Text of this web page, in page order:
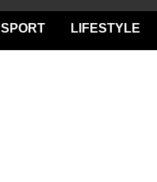
SPORT LIFESTYLE